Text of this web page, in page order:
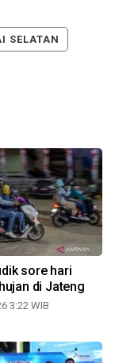
SELATAN
sore hari
di Jateng
3:22 WIB